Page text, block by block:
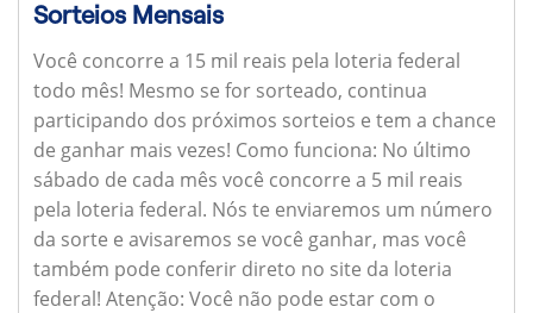
Sorteios Mensais
Você concorre a 15 mil reais pela loteria federal
todo mês! Mesmo se for sorteado, continua
participando dos próximos sorteios e tem a chance
de ganhar mais vezes! Como funciona: No último
sábado de cada mês você concorre a 5 mil reais
pela loteria federal. Nós te enviaremos um número
da sorte e avisaremos se você ganhar, mas você
também pode conferir direto no site da loteria
federal! Atenção: Você não pode estar com o